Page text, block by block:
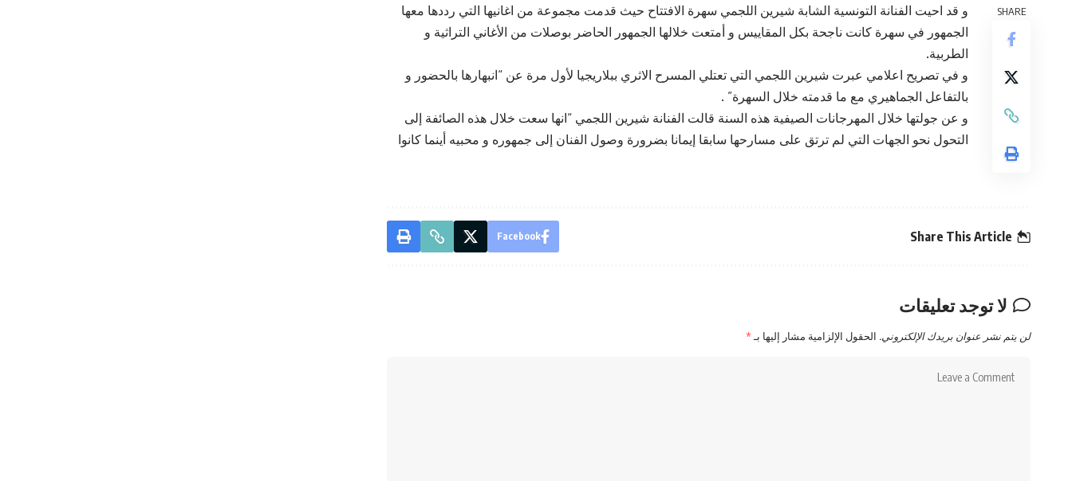
SHARE
و قد احيت الفنانة التونسية الشابة شيرين اللجمي سهرة الافتتاح حيث قدمت مجموعة من اغانيها التي رددها معها
الجمهور في سهرة كانت ناجحة بكل المقاييس و أمتعت خلالها الجمهور الحاضر بوصلات من الأغاني التراثية و
الطربية.
و في تصريح اعلامي عبرت شيرين اللجمي التي تعتلي المسرح الاثري ببلاريجيا لأول مرة عن “انبهارها بالحضور و
بالتفاعل الجماهيري مع ما قدمته خلال السهرة” .
و عن جولتها خلال المهرجانات الصيفية هذه السنة قالت الفنانة شيرين اللجمي “انها سعت خلال هذه الصائفة إلى
التحول نحو الجهات التي لم ترتق على مسارحها سابقا إيمانا بضرورة وصول الفنان إلى جمهوره و محبيه أينما كانوا
Share This Article
Facebook
لا توجد تعليقات
لن يتم نشر عنوان بريدك الإلكتروني. الحقول الإلزامية مشار إليها بـ*